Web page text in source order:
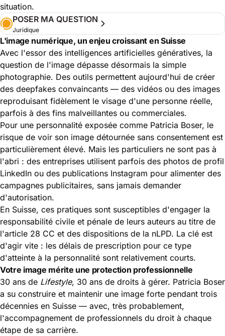
situation.
POSER MA QUESTION
Juridique
L'image numérique, un enjeu croissant en Suisse
Avec l'essor des intelligences artificielles génératives, la
question de l'image dépasse désormais la simple
photographie. Des outils permettent aujourd'hui de créer
des deepfakes convaincants — des vidéos ou des images
reproduisant fidèlement le visage d'une personne réelle,
parfois à des fins malveillantes ou commerciales.
Pour une personnalité exposée comme Patricia Boser, le
risque de voir son image détournée sans consentement est
particulièrement élevé. Mais les particuliers ne sont pas à
l'abri : des entreprises utilisent parfois des photos de profil
LinkedIn ou des publications Instagram pour alimenter des
campagnes publicitaires, sans jamais demander
d'autorisation.
En Suisse, ces pratiques sont susceptibles d'engager la
responsabilité civile et pénale de leurs auteurs au titre de
l'article 28 CC et des dispositions de la nLPD. La clé est
d'agir vite : les délais de prescription pour ce type
d'atteinte à la personnalité sont relativement courts.
Votre image mérite une protection professionnelle
30 ans de Lifestyle, 30 ans de droits à gérer. Patricia Boser
a su construire et maintenir une image forte pendant trois
décennies en Suisse — avec, très probablement,
l'accompagnement de professionnels du droit à chaque
étape de sa carrière.